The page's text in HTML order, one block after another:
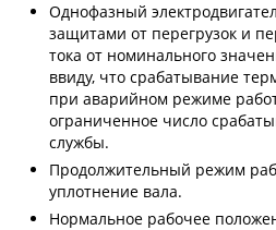
Однофазный
защитами от перегрузок и
тока от номинального
ввиду, что срабатывание
при аварийном режиме
ограниченное число
службы.
Продолжительный режим
уплотнение вала.
Нормальное рабочее